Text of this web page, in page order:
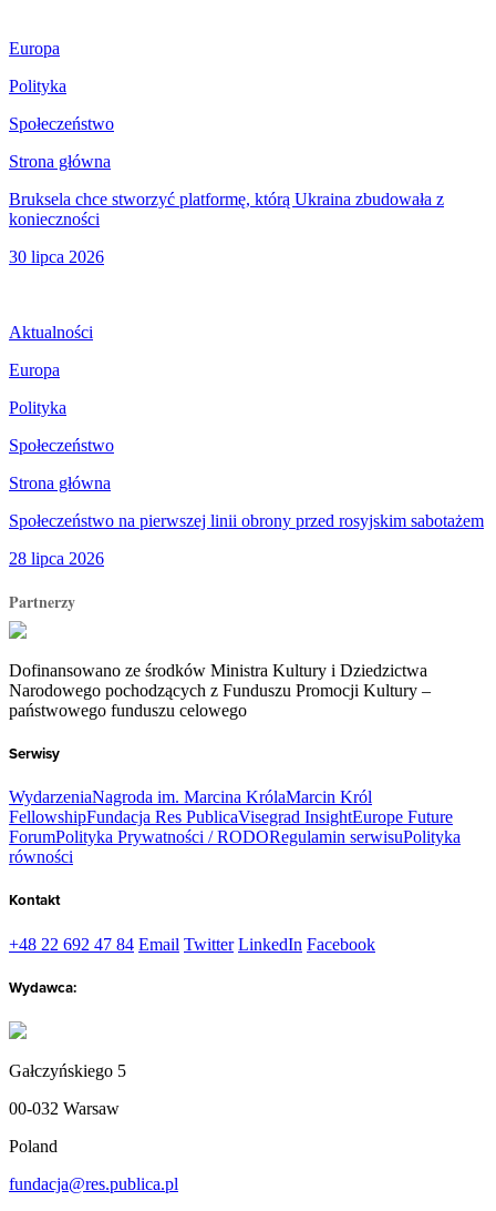
Europa
Polityka
Społeczeństwo
Strona główna
Bruksela chce stworzyć platformę, którą Ukraina zbudowała z
konieczności
30 lipca 2026
Aktualności
Europa
Polityka
Społeczeństwo
Strona główna
Społeczeństwo na pierwszej linii obrony przed rosyjskim sabotażem
28 lipca 2026
Partnerzy
Dofinansowano ze środków Ministra Kultury i Dziedzictwa
Narodowego pochodzących z Funduszu Promocji Kultury –
państwowego funduszu celowego
Serwisy
WydarzeniaNagroda im. Marcina KrólaMarcin Król
FellowshipFundacja Res PublicaVisegrad InsightEurope Future
ForumPolityka Prywatności / RODORegulamin serwisuPolityka
równości
Kontakt
+48 22 692 47 84 Email Twitter LinkedIn Facebook
Wydawca:
Gałczyńskiego 5
00-032 Warsaw
Poland
fundacja@res.publica.pl